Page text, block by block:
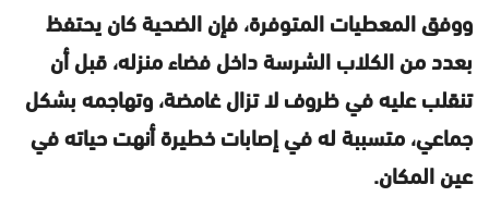
ووفق المعطيات المتوفرة، فإن الضحية كان يحتفظ
بعدد من الكلاب الشرسة داخل فضاء منزله، قبل أن
تنقلب عليه في ظروف لا تزال غامضة، وتهاجمه بشكل
جماعي، متسببة له في إصابات خطيرة أنهت حياته في
عين المكان.